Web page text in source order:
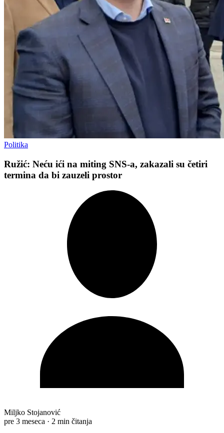
Politika
Ružić: Neću ići na miting SNS-a, zakazali su četiri
termina da bi zauzeli prostor
Miljko Stojanović
pre 3 meseca · 2 min čitanja